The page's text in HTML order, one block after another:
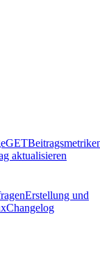
GET
aktualisieren
Erstellung und
Changelog